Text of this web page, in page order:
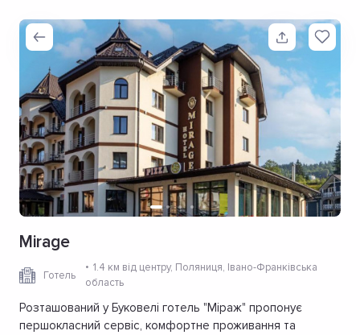
Mirage
Готель
1.4 км від центру, Поляниця, Івано-Франківська
область
Розташований у Буковелі готель "Міраж" пропонує
першокласний сервіс, комфортне проживання та